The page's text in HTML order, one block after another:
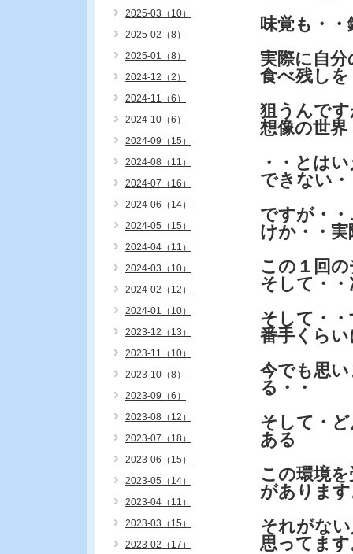
味覚も・
実際に自
食べ残しを
狙うんで
想像の世界
・・とは
できない
ですが・
けか・・
この１回
そして・
そして・
番手くら
今でも思
る・・
そして・
ある
この環境
がありま
それがな
思ってます
2025-03（10）
2025-02（8）
2025-01（8）
2024-12（2）
2024-11（6）
2024-10（6）
2024-09（15）
2024-08（11）
2024-07（16）
2024-06（14）
2024-05（15）
2024-04（11）
2024-03（10）
2024-02（12）
2024-01（10）
2023-12（13）
2023-11（10）
2023-10（8）
2023-09（6）
2023-08（12）
2023-07（18）
2023-06（15）
2023-05（14）
2023-04（11）
2023-03（15）
2023-02（17）